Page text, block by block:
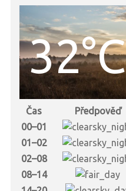
32°C
Čas Předpověď
00–01
01–02
02–08
08–14